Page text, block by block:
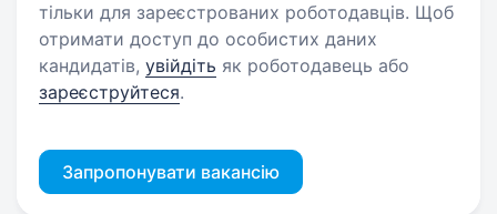
тільки для зареєстрованих роботодавців. Щоб
отримати доступ до особистих даних
кандидатів, увійдіть як роботодавець або
зареєструйтеся.
Запропонувати вакансію